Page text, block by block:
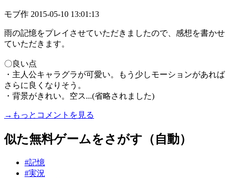
モブ作 2015-05-10 13:01:13
雨の記憶をプレイさせていただきましたので、感想を書かせ
ていただきます。
〇良い点
・主人公キャラグラが可愛い。もう少しモーションがあれば
さらに良くなりそう。
・背景がきれい。空ス...(省略されました)
→もっとコメントを見る
似た無料ゲームをさがす（自動）
#記憶
#実況